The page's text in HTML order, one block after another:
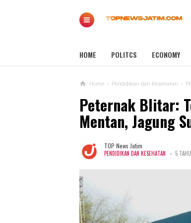
HOME POLITCS ECONOMY
Home › Pendidikan dan Kesehatan ›
Peternak Blitar:
Mentan, Jagung
TOP News Jatim
PENDIDIKAN DAN KESEHATAN - 5